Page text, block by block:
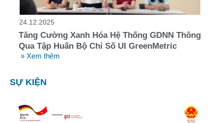
24.12.2025
Tăng Cường Xanh Hóa Hệ Thống GDNN Thông
Qua Tập Huấn Bộ Chỉ Số UI GreenMetric
» Xem thêm
SỰ KIỆN